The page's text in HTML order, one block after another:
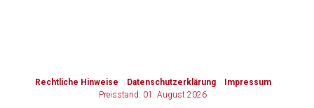
Rechtliche Hinweise Datenschutzerklärung
Impressum
Preisstand: 01. August 2026